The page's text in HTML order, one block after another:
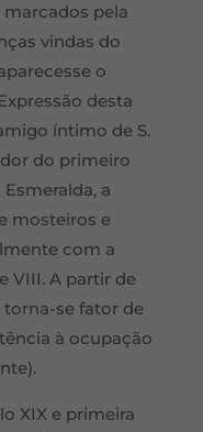
pela
vindas do
o
desta
íntimo de S.
do primeiro
a
mosteiros e
com a
VIII. A partir de
se fator de
à ocupação
XIX e primeira